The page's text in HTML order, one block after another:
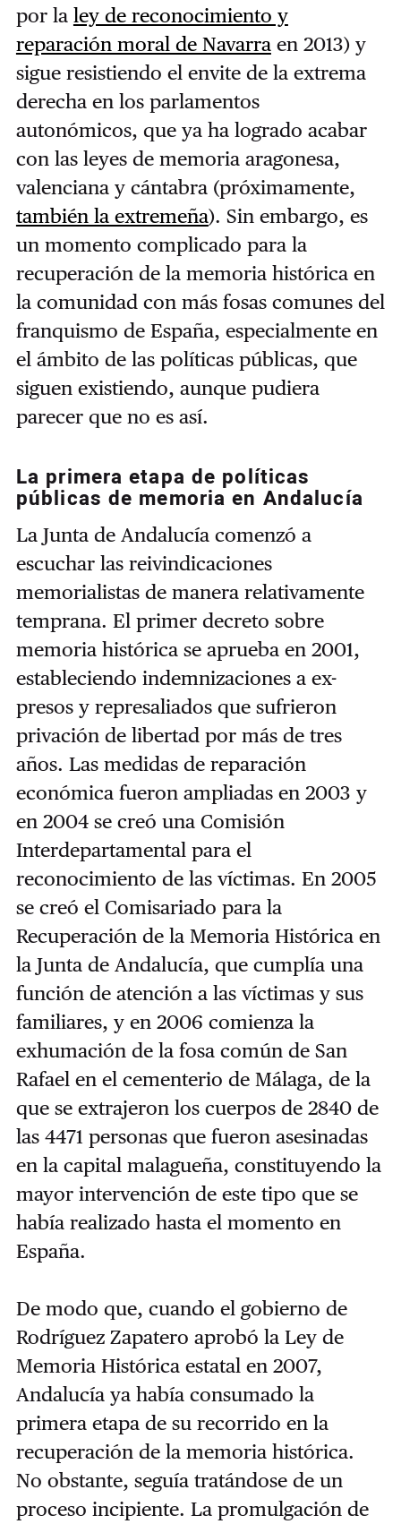
por la ley de reconocimiento y
reparación moral de Navarraen 2013) y
sigue resistiendo el envite de la extrema
derecha en los parlamentos
autonómicos, que ya ha logrado acabar
con las leyes de memoria aragonesa,
valenciana y cántabra (próximamente,
también la extremeña). Sin embargo, es
un momento complicado para la
recuperación de la memoria histórica en
la comunidad con más fosas comunes del
franquismo de España, especialmente en
el ámbito de las políticas públicas, que
siguen existiendo, aunque pudiera
parecer que no es así.
La primera etapa de políticas
públicas de memoria en Andalucía
La Junta de Andalucía comenzó a
escuchar las reivindicaciones
memorialistas de manera relativamente
temprana. El primer decreto sobre
memoria histórica se aprueba en 2001,
estableciendo indemnizaciones a ex-
presos y represaliados que sufrieron
privación de libertad por más de tres
años. Las medidas de reparación
económica fueron ampliadas en 2003 y
en 2004 se creó una Comisión
Interdepartamental para el
reconocimiento de las víctimas. En 2005
se creó el Comisariado para la
Recuperación de la Memoria Histórica en
la Junta de Andalucía, que cumplía una
función de atención a las víctimas y sus
familiares, y en 2006 comienza la
exhumación de la fosa común de San
Rafael en el cementerio de Málaga, de la
que se extrajeron los cuerpos de 2840 de
las 4471 personas que fueron asesinadas
en la capital malagueña, constituyendo la
mayor intervención de este tipo que se
había realizado hasta el momento en
España.
De modo que, cuando el gobierno de
Rodríguez Zapatero aprobó la Ley de
Memoria Histórica estatal en 2007,
Andalucía ya había consumado la
primera etapa de su recorrido en la
recuperación de la memoria histórica.
No obstante, seguía tratándose de un
proceso incipiente. La promulgación de